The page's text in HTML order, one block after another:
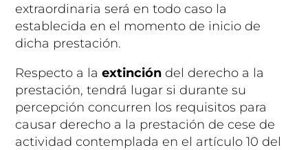
extraordinaria será en todo caso la
establecida en el momento de inicio de
dicha prestación.
Respecto a la extinción del derecho a la
prestación, tendrá lugar si durante su
percepción concurren los requisitos para
causar derecho a la prestación de cese de
actividad contemplada en el artículo 10 del